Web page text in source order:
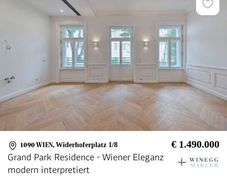
1090 WIEN, Widerhoferplatz 1/8 € 1.490.000
Grand Park Residence - Wiener Eleganz
modern interpretiert